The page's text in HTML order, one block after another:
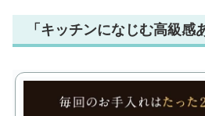
「キッチンになじむ高級感